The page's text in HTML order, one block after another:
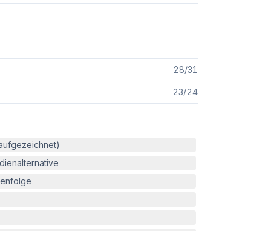
28/31
23/24